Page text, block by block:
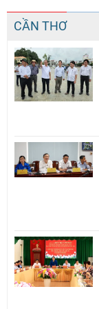
CẦN THƠ